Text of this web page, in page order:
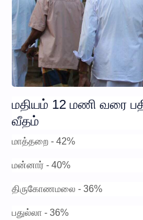
மதியம் 12 மணி வரை
வீதம்
மாத்தறை - 42%
மன்னார் - 40%
திருகோணமலை - 36%
பதுல்லா - 36%